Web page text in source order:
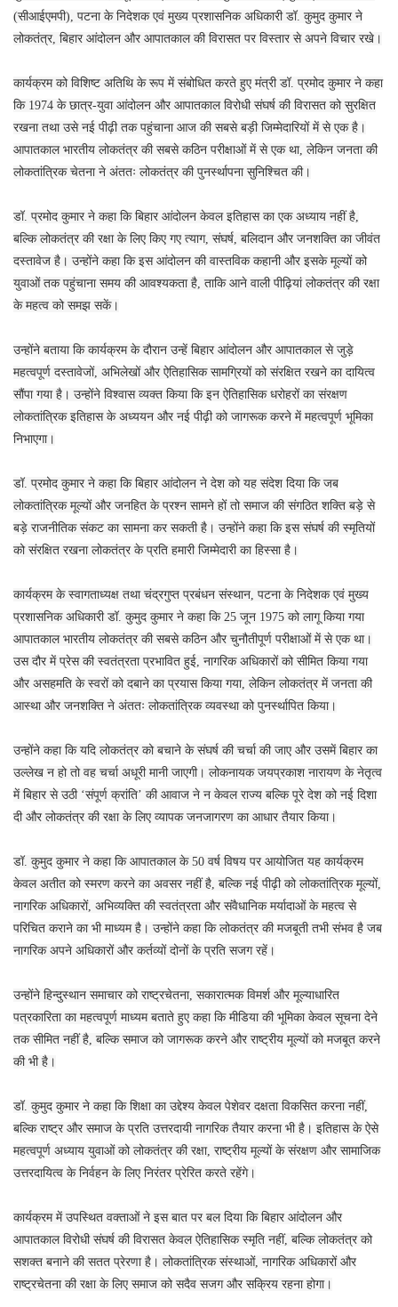
(सीआईएमपी), पटना के निदेशक एवं मुख्य प्रशासनिक अधिकारी डॉ. कुमुद कुमार ने
लोकतंत्र, बिहार आंदोलन और आपातकाल की विरासत पर विस्तार से अपने विचार रखे।
कार्यक्रम को विशिष्ट अतिथि के रूप में संबोधित करते हुए मंत्री डॉ. प्रमोद कुमार ने कहा
कि 1974 के छात्र-युवा आंदोलन और आपातकाल विरोधी संघर्ष की विरासत को सुरक्षित
रखना तथा उसे नई पीढ़ी तक पहुंचाना आज की सबसे बड़ी जिम्मेदारियों में से एक है।
आपातकाल भारतीय लोकतंत्र की सबसे कठिन परीक्षाओं में से एक था, लेकिन जनता की
लोकतांत्रिक चेतना ने अंततः लोकतंत्र की पुनर्स्थापना सुनिश्चित की।
डॉ. प्रमोद कुमार ने कहा कि बिहार आंदोलन केवल इतिहास का एक अध्याय नहीं है,
बल्कि लोकतंत्र की रक्षा के लिए किए गए त्याग, संघर्ष, बलिदान और जनशक्ति का जीवंत
दस्तावेज है। उन्होंने कहा कि इस आंदोलन की वास्तविक कहानी और इसके मूल्यों को
युवाओं तक पहुंचाना समय की आवश्यकता है, ताकि आने वाली पीढ़ियां लोकतंत्र की रक्षा
के महत्व को समझ सकें।
उन्होंने बताया कि कार्यक्रम के दौरान उन्हें बिहार आंदोलन और आपातकाल से जुड़े
महत्वपूर्ण दस्तावेजों, अभिलेखों और ऐतिहासिक सामग्रियों को संरक्षित रखने का दायित्व
सौंपा गया है। उन्होंने विश्वास व्यक्त किया कि इन ऐतिहासिक धरोहरों का संरक्षण
लोकतांत्रिक इतिहास के अध्ययन और नई पीढ़ी को जागरूक करने में महत्वपूर्ण भूमिका
निभाएगा।
डॉ. प्रमोद कुमार ने कहा कि बिहार आंदोलन ने देश को यह संदेश दिया कि जब
लोकतांत्रिक मूल्यों और जनहित के प्रश्न सामने हों तो समाज की संगठित शक्ति बड़े से
बड़े राजनीतिक संकट का सामना कर सकती है। उन्होंने कहा कि इस संघर्ष की स्मृतियों
को संरक्षित रखना लोकतंत्र के प्रति हमारी जिम्मेदारी का हिस्सा है।
कार्यक्रम के स्वागताध्यक्ष तथा चंद्रगुप्त प्रबंधन संस्थान, पटना के निदेशक एवं मुख्य
प्रशासनिक अधिकारी डॉ. कुमुद कुमार ने कहा कि 25 जून 1975 को लागू किया गया
आपातकाल भारतीय लोकतंत्र की सबसे कठिन और चुनौतीपूर्ण परीक्षाओं में से एक था।
उस दौर में प्रेस की स्वतंत्रता प्रभावित हुई, नागरिक अधिकारों को सीमित किया गया
और असहमति के स्वरों को दबाने का प्रयास किया गया, लेकिन लोकतंत्र में जनता की
आस्था और जनशक्ति ने अंततः लोकतांत्रिक व्यवस्था को पुनर्स्थापित किया।
उन्होंने कहा कि यदि लोकतंत्र को बचाने के संघर्ष की चर्चा की जाए और उसमें बिहार का
उल्लेख न हो तो वह चर्चा अधूरी मानी जाएगी। लोकनायक जयप्रकाश नारायण के नेतृत्व
में बिहार से उठी ‘संपूर्ण क्रांति’ की आवाज ने न केवल राज्य बल्कि पूरे देश को नई दिशा
दी और लोकतंत्र की रक्षा के लिए व्यापक जनजागरण का आधार तैयार किया।
डॉ. कुमुद कुमार ने कहा कि आपातकाल के 50 वर्ष विषय पर आयोजित यह कार्यक्रम
केवल अतीत को स्मरण करने का अवसर नहीं है, बल्कि नई पीढ़ी को लोकतांत्रिक मूल्यों,
नागरिक अधिकारों, अभिव्यक्ति की स्वतंत्रता और संवैधानिक मर्यादाओं के महत्व से
परिचित कराने का भी माध्यम है। उन्होंने कहा कि लोकतंत्र की मजबूती तभी संभव है जब
नागरिक अपने अधिकारों और कर्तव्यों दोनों के प्रति सजग रहें।
उन्होंने हिन्दुस्थान समाचार को राष्ट्रचेतना, सकारात्मक विमर्श और मूल्याधारित
पत्रकारिता का महत्वपूर्ण माध्यम बताते हुए कहा कि मीडिया की भूमिका केवल सूचना देने
तक सीमित नहीं है, बल्कि समाज को जागरूक करने और राष्ट्रीय मूल्यों को मजबूत करने
की भी है।
डॉ. कुमुद कुमार ने कहा कि शिक्षा का उद्देश्य केवल पेशेवर दक्षता विकसित करना नहीं,
बल्कि राष्ट्र और समाज के प्रति उत्तरदायी नागरिक तैयार करना भी है। इतिहास के ऐसे
महत्वपूर्ण अध्याय युवाओं को लोकतंत्र की रक्षा, राष्ट्रीय मूल्यों के संरक्षण और सामाजिक
उत्तरदायित्व के निर्वहन के लिए निरंतर प्रेरित करते रहेंगे।
कार्यक्रम में उपस्थित वक्ताओं ने इस बात पर बल दिया कि बिहार आंदोलन और
आपातकाल विरोधी संघर्ष की विरासत केवल ऐतिहासिक स्मृति नहीं, बल्कि लोकतंत्र को
सशक्त बनाने की सतत प्रेरणा है। लोकतांत्रिक संस्थाओं, नागरिक अधिकारों और
राष्ट्रचेतना की रक्षा के लिए समाज को सदैव सजग और सक्रिय रहना होगा।